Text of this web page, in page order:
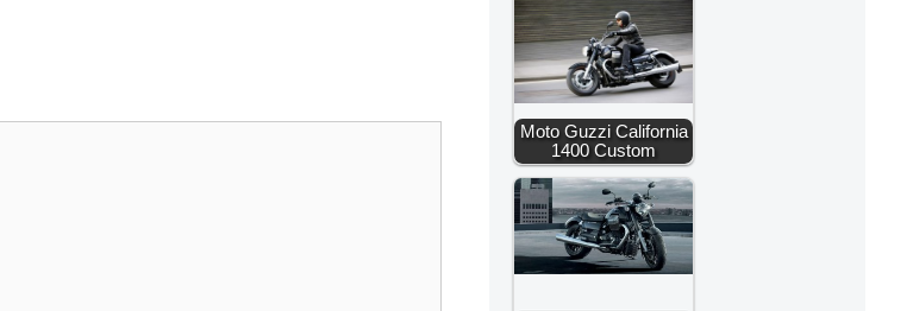
Moto Guzzi California
1400 Custom